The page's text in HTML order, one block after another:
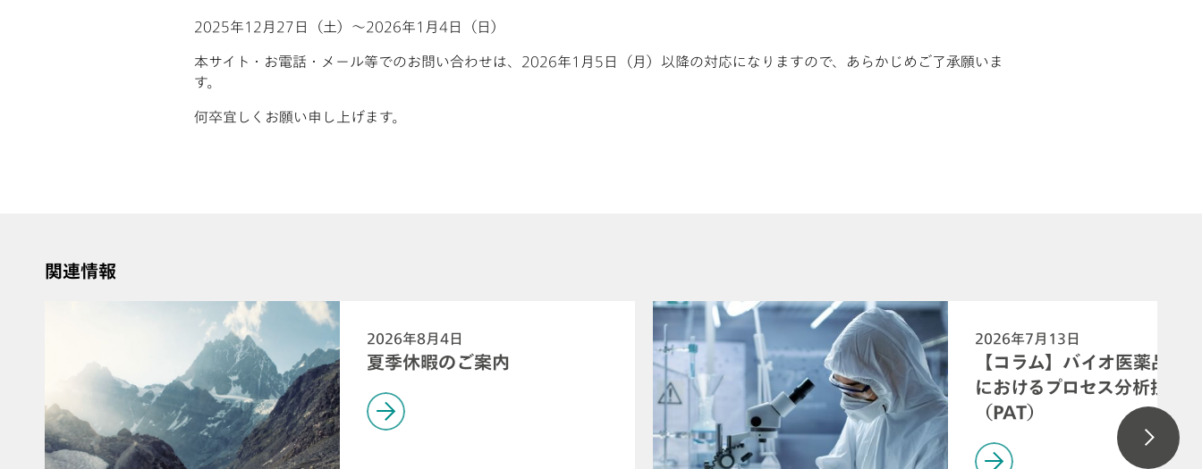
2025年12月27日（土）～2026年1月4日（日）
本サイト・お電話・メール等でのお問い合わせは、2026年1月5日（月）以降の対応になりますので、あらかじめご了承願いま
す。
何卒宜しくお願い申し上げます。
関連情報
2026年8月4日
夏季休暇のご案内
2026年7月13日
【コラム】バイオ医薬品製
におけるプロセス分析技術
（PAT）